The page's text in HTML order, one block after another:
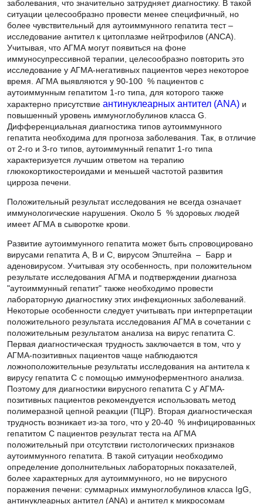
ситуации целесообразно провести менее специфичный, но
более чувствительный для аутоиммунного гепатита тест –
исследование антител к цитоплазме нейтрофилов (ANCA).
Учитывая, что АГМА могут появиться на фоне
иммуносупрессивной терапии, целесообразно повторить это
исследование у АГМА-негативных пациентов через некоторое
время. АГМА выявляются у 90-100 % пациентов с
аутоиммунным гепатитом 1-го типа, для которого также
характерно присутствие антинуклеарных антител (ANA)и
повышенный уровень иммуноглобулинов класса G.
Дифференциальная диагностика типов аутоиммунного
гепатита необходима для прогноза заболевания. Так, в отличие
от 2-го и 3-го типов, аутоиммунный гепатит 1-го типа
характеризуется лучшим ответом на терапию
глюкокортикостероидами и меньшей частотой развития
цирроза печени.
Положительный результат исследования не всегда означает
иммунологические нарушения. Около 5 % здоровых людей
имеет АГМА в сыворотке крови.
Развитие аутоиммунного гепатита может быть спровоцировано
вирусами гепатита А, В и С, вирусом Эпштейна – Барр и
аденовирусом. Учитывая эту особенность, при положительном
результате исследования АГМА и подтверждении диагноза
"аутоиммунный гепатит" также необходимо провести
лабораторную диагностику этих инфекционных заболеваний.
Некоторые особенности следует учитывать при интерпретации
положительного результата исследования АГМА в сочетании с
положительным результатом анализа на вирус гепатита С.
Первая диагностическая трудность заключается в том, что у
АГМА-позитивных пациентов чаще наблюдаются
ложноположительные результаты исследования на антитела к
вирусу гепатита С с помощью иммуноферментного анализа.
Поэтому для диагностики вирусного гепатита С у АГМА-
позитивных пациентов рекомендуется использовать метод
полимеразной цепной реакции (ПЦР). Вторая диагностическая
трудность возникает из-за того, что у 20-40 % инфицированных
гепатитом С пациентов результат теста на АГМА
положительный при отсутствии гистологических признаков
аутоиммунного гепатита. В такой ситуации необходимо
определение дополнительных лабораторных показателей,
более характерных для аутоиммунного, но не вирусного
поражения печени: суммарных иммуноглобулинов класса IgG,
антинуклеарных антител (ANA) и антител к микросомам